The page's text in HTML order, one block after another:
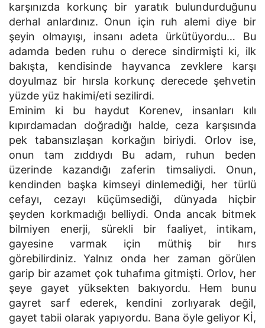
karşınızda korkunç bir yaratık bulundurduğunu
derhal anlardınız. Onun için ruh alemi diye bir
şeyin olmayışı, insanı adeta ürkütüyordu… Bu
adamda beden ruhu o derece sindirmişti ki, ilk
bakışta, kendisinde hayvanca zevklere karşı
doyulmaz bir hırsla korkunç derecede şehvetin
yüzde yüz hakimi/eti sezilirdi.
Eminim ki bu haydut Korenev, insanları kılı
kıpırdamadan doğradığı halde, ceza karşısında
pek tabansızlaşan korkağın biriydi. Orlov ise,
onun tam zıddıydı Bu adam, ruhun beden
üzerinde kazandığı zaferin timsaliydi. Onun,
kendinden başka kimseyi dinlemediği, her türlü
cefayı, cezayı küçümsediği, dünyada hiçbir
şeyden korkmadığı belliydi. Onda ancak bitmek
bilmiyen enerji, sürekli bir faaliyet, intikam,
gayesine varmak için müthiş bir hırs
görebilirdiniz. Yalnız onda her zaman görülen
garip bir azamet çok tuhafıma gitmişti. Orlov, her
şeye gayet yüksekten bakıyordu. Hem bunu
gayret sarf ederek, kendini zorlıyarak değil,
gayet tabii olarak yapıyordu. Bana öyle geliyor Kİ,